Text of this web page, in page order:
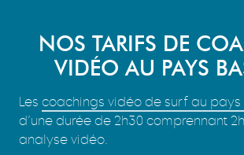
NOS TARIFS DE
VIDÉO AU PAYS
Les coachings vidéo de surf au
d’une durée de 2h30 comprennant
analyse vidéo.